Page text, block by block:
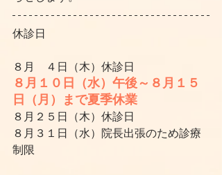
休診日
８月　４日（木）休診日
８月１０日（水）午後～８月１５
日（月）まで夏季休業
８月２５日（木）休診日
８月３１日（水）院長出張のため診療
制限